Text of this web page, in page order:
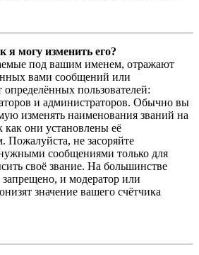
я могу изменить его?
под вашим именем, отражают
вами сообщений или
пользователей:
и администраторов. Обычно вы
изменять наименования званий на
как они установлены её
Пожалуйста, не засоряйте
сообщениями только для
своё звание. На большинстве
и модератор или
значение вашего счётчика